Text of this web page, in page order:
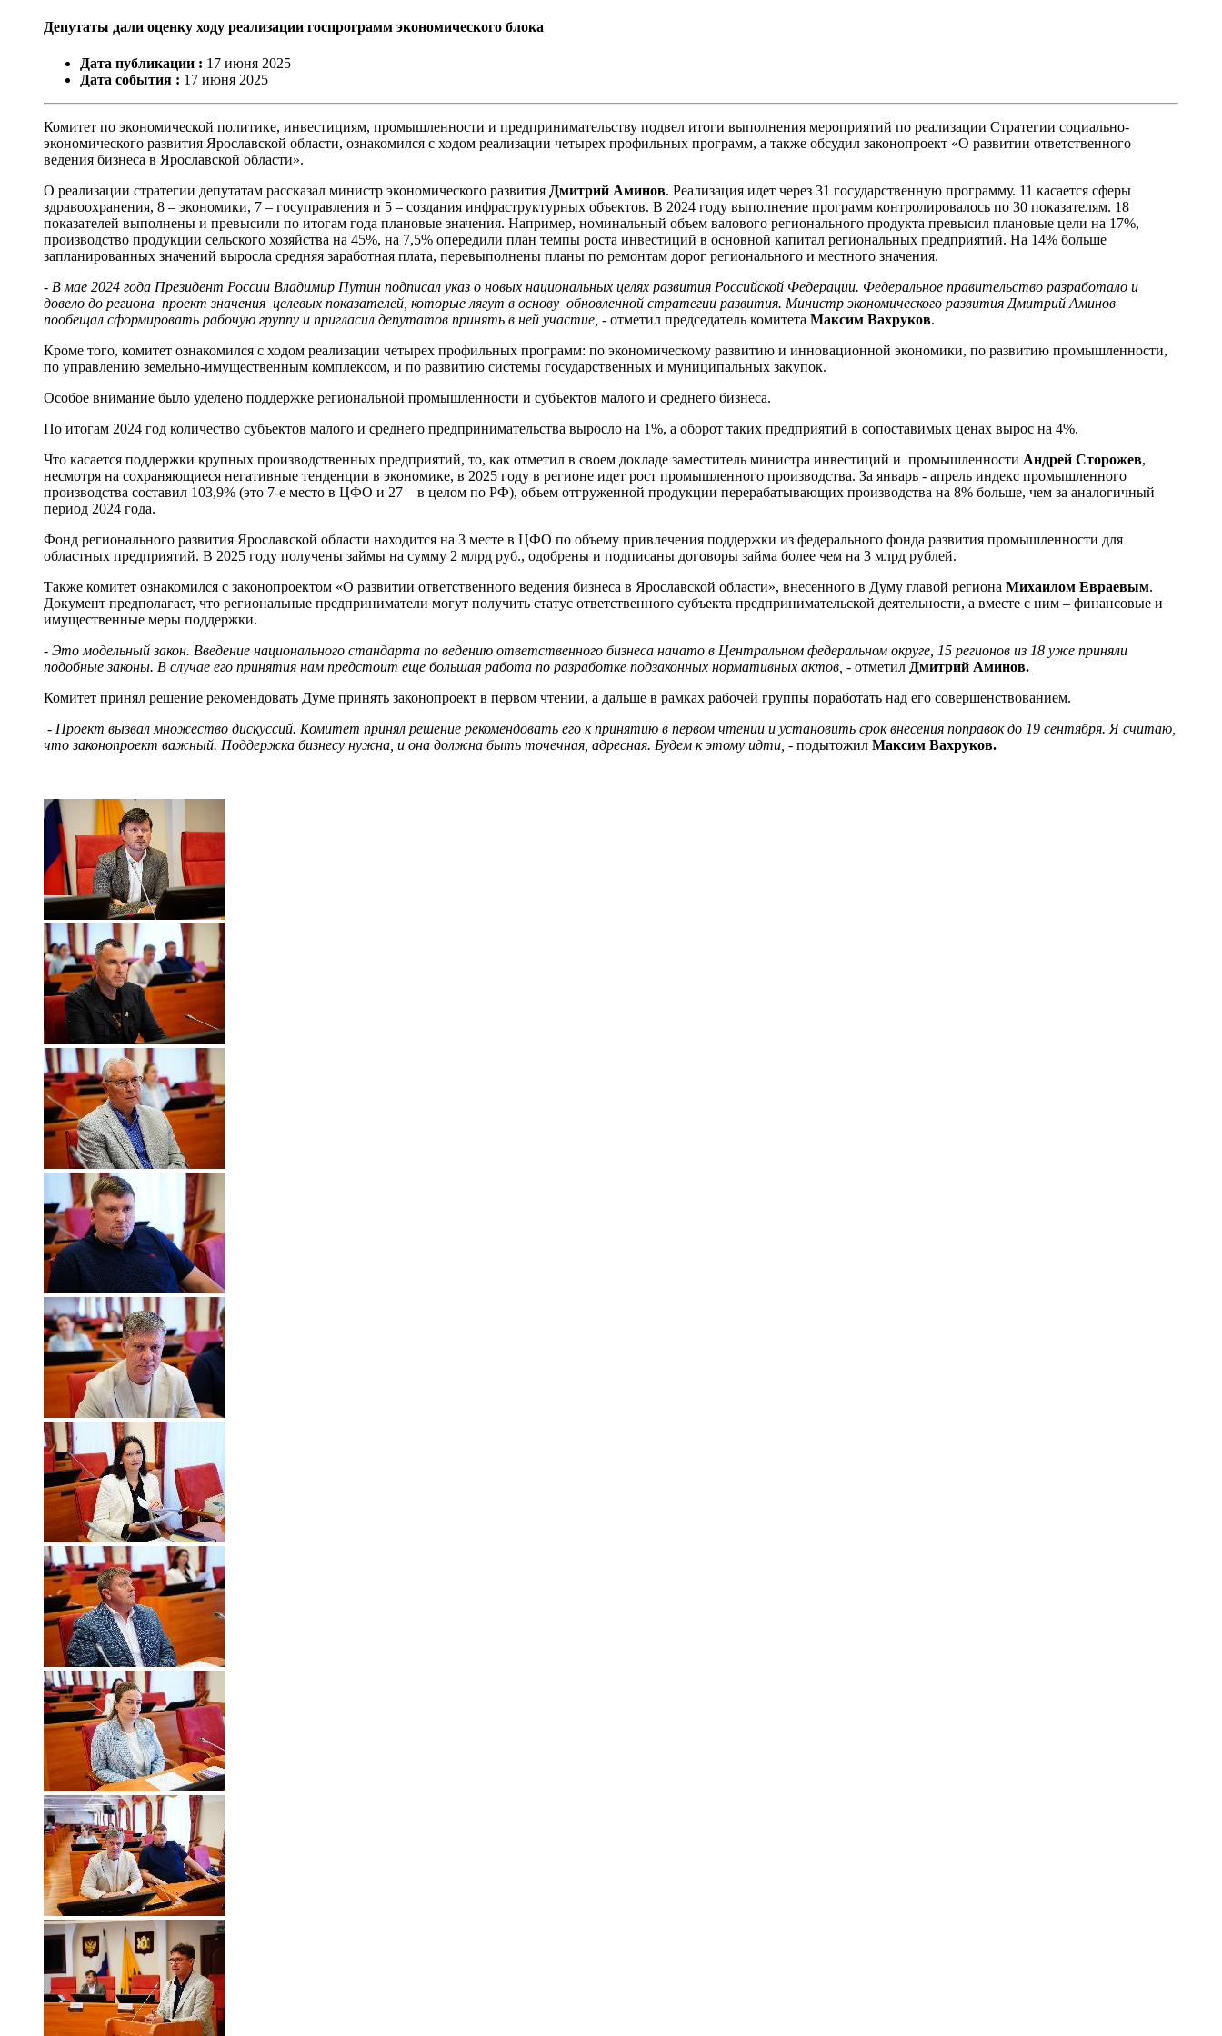
Депутаты дали оценку ходу реализации госпрограмм экономического блока
Дата публикации : 17 июня 2025
Дата события : 17 июня 2025
Комитет по экономической политике, инвестициям, промышленности и предпринимательству подвел итоги выполнения мероприятий по реализации Стратегии социально-
экономического развития Ярославской области, ознакомился с ходом реализации четырех профильных программ, а также обсудил законопроект «О развитии ответственного
ведения бизнеса в Ярославской области».
О реализации cтратегии депутатам рассказал министр экономического развития Дмитрий Аминов. Реализация идет через 31 государственную программу. 11 касается сферы
здравоохранения, 8 – экономики, 7 – госуправления и 5 – создания инфраструктурных объектов. В 2024 году выполнение программ контролировалось по 30 показателям. 18
показателей выполнены и превысили по итогам года плановые значения. Например, номинальный объем валового регионального продукта превысил плановые цели на 17%,
производство продукции сельского хозяйства на 45%, на 7,5% опередили план темпы роста инвестиций в основной капитал региональных предприятий. На 14% больше
запланированных значений выросла средняя заработная плата, перевыполнены планы по ремонтам дорог регионального и местного значения.
- В мае 2024 года Президент России Владимир Путин подписал указ о новых национальных целях развития Российской Федерации. Федеральное правительство разработало и
довело до региона проект значения целевых показателей, которые лягут в основу обновленной стратегии развития. Министр экономического развития Дмитрий Аминов
пообещал сформировать рабочую группу и пригласил депутатов принять в ней участие, - отметил председатель комитета Максим Вахруков.
Кроме того, комитет ознакомился с ходом реализации четырех профильных программ: по экономическому развитию и инновационной экономики, по развитию промышленности,
по управлению земельно-имущественным комплексом, и по развитию системы государственных и муниципальных закупок.
Особое внимание было уделено поддержке региональной промышленности и субъектов малого и среднего бизнеса.
По итогам 2024 год количество субъектов малого и среднего предпринимательства выросло на 1%, а оборот таких предприятий в сопоставимых ценах вырос на 4%.
Что касается поддержки крупных производственных предприятий, то, как отметил в своем докладе заместитель министра инвестиций и промышленности Андрей Сторожев,
несмотря на сохраняющиеся негативные тенденции в экономике, в 2025 году в регионе идет рост промышленного производства. За январь - апрель индекс промышленного
производства составил 103,9% (это 7-е место в ЦФО и 27 – в целом по РФ), объем отгруженной продукции перерабатывающих производства на 8% больше, чем за аналогичный
период 2024 года.
Фонд регионального развития Ярославской области находится на 3 месте в ЦФО по объему привлечения поддержки из федерального фонда развития промышленности для
областных предприятий. В 2025 году получены займы на сумму 2 млрд руб., одобрены и подписаны договоры займа более чем на 3 млрд рублей.
Также комитет ознакомился с законопроектом «О развитии ответственного ведения бизнеса в Ярославской области», внесенного в Думу главой региона Михаилом Евраевым.
Документ предполагает, что региональные предприниматели могут получить статус ответственного субъекта предпринимательской деятельности, а вместе с ним – финансовые и
имущественные меры поддержки.
- Это модельный закон. Введение национального стандарта по ведению ответственного бизнеса начато в Центральном федеральном округе, 15 регионов из 18 уже приняли
подобные законы. В случае его принятия нам предстоит еще большая работа по разработке подзаконных нормативных актов, - отметил Дмитрий Аминов.
Комитет принял решение рекомендовать Думе принять законопроект в первом чтении, а дальше в рамках рабочей группы поработать над его совершенствованием.
- Проект вызвал множество дискуссий. Комитет принял решение рекомендовать его к принятию в первом чтении и установить срок внесения поправок до 19 сентября. Я считаю,
что законопроект важный. Поддержка бизнесу нужна, и она должна быть точечная, адресная. Будем к этому идти, - подытожил Максим Вахруков.